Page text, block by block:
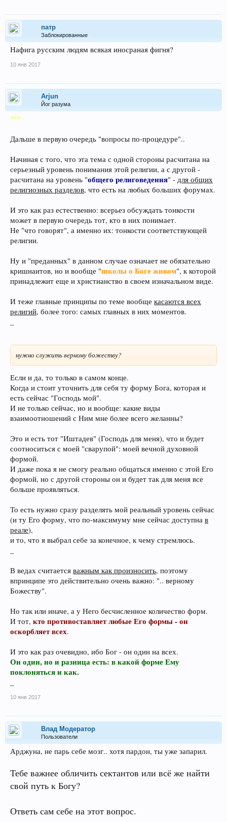
патр
Заблокированные
Нафига русским людям всякая иносраная фигня?
10 янв 2017
Arjun
Йог разума
***
Дальше в первую очередь "вопросы по-процедуре"..
Начиная с того, что эта тема с одной стороны расчитана на
серьезный уровень понимания этой религии, а с другой -
расчитана на уровень "общего религоведения" - для общих
религиозных разделов, что есть на любых больших форумах.
И это как раз естественно: всерьез обсуждать тонкости
может в первую очередь тот, кто в них понимает.
Не "что говорят", а именно их: тонкости соответствующей
религии.
Ну и "преданных" в данном случае означает не обязательно
кришнаитов, но и вообще "школы о Боге живом", к которой
принадлежит еще и христианство в своем изначальном виде.
И теже главные принципы по теме вообще касаются всех
религий, более того: самых главных в них моментов.
нужно служить верному божеству?
Если и да, то только в самом конце.
Когда и стоит уточнить для себя ту форму Бога, которая и
есть сейчас "Господь мой".
И не только сейчас, но и вообще: какие виды
взаимоотношений с Ним мне более всего желанны?
Это и есть тот "Иштадев" (Господь для меня), что и будет
соотноситься с моей "сварупой": моей вечной духовной
формой.
И даже пока я не смогу реально общаться именно с этой Его
формой, но с другой стороны он и будет так для меня все
больше проявляться.
То есть нужно сразу разделять мой реальный уровень сейчас
(и ту Его форму, что по-максимуму мне сейчас доступна в
реале),
и то, что я выбрал себе за конечное, к чему стремлюсь.
В ведах считается важным как произносить, поэтому
впринципе это действительно очень важно: ".. верному
Божеству".
Но так или иначе, а у Него бесчисленное количество форм.
И тот, кто противоставляет любые Его формы - он
оскорбляет всех.
И это как раз очевидно, ибо Бог - он один на всех.
Он один, но и разница есть: в какой форме Ему
поклоняться и как.
10 янв 2017
Влад Модератор
Пользователи
Арджуна, не парь себе мозг.. хотя пардон, ты уже запарил.
Тебе важнее обличить сектантов или всё же найти
свой путь к Богу?
Ответь сам себе на этот вопрос.